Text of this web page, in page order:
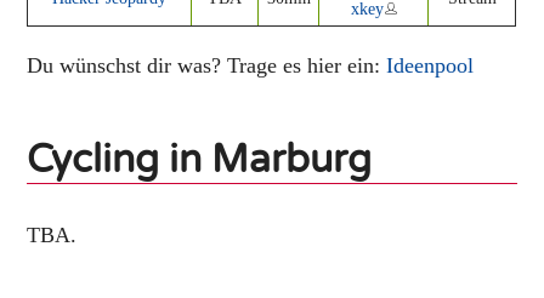
xkey
Du wünschst dir was? Trage es hier ein:Ideenpool
Cycling in Marburg
TBA.